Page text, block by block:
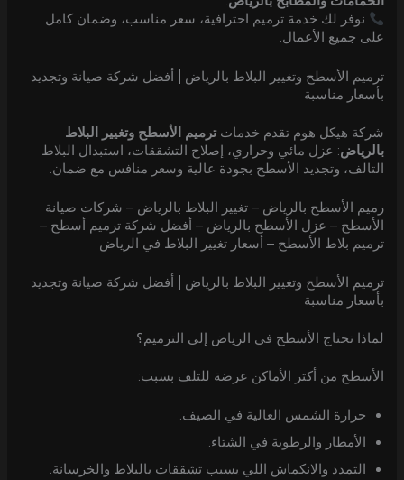
نوفر لك خدمة ترميم احترافية، سعر مناسب، وضمان كامل
على جميع الأعمال.
ترميم الأسطح وتغيير البلاط بالرياض | أفضل شركة صيانة وتجديد
بأسعار مناسبة
شركة هيكل هوم تقدم خدماتترميم الأسطح وتغيير البلاط
بالرياض: عزل مائي وحراري، إصلاح التشققات، استبدال البلاط
التالف، وتجديد الأسطح بجودة عالية وسعر منافس مع ضمان.
رميم الأسطح بالرياض – تغيير البلاط بالرياض – شركات صيانة
الأسطح – عزل الأسطح بالرياض – أفضل شركة ترميم أسطح –
ترميم بلاط الأسطح – أسعار تغيير البلاط في الرياض
ترميم الأسطح وتغيير البلاط بالرياض | أفضل شركة صيانة وتجديد
بأسعار مناسبة
لماذا تحتاج الأسطح في الرياض إلى الترميم؟
الأسطح من أكتر الأماكن عرضة للتلف بسبب:
حرارة الشمس العالية في الصيف.
الأمطار والرطوبة في الشتاء.
التمدد والانكماش اللي يسبب تشققات بالبلاط والخرسانة.